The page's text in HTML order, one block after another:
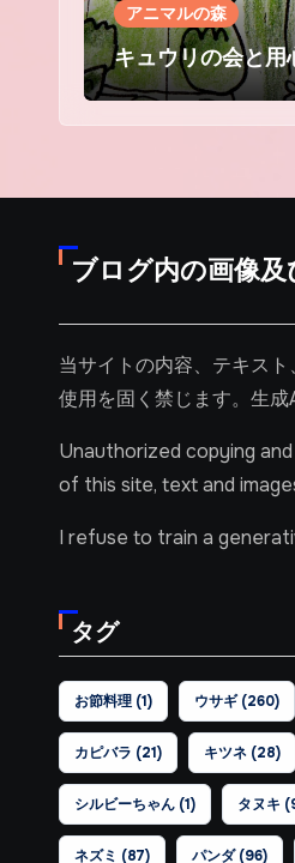
アニマルの森
キュウリの会と用
ブログ内の画像
当サイトの内容、テキス
使用を固く禁じます。生
Unauthorized copying
of this site, text and
I refuse to train a
タグ
お節料理 (1) ウサギ(260)
カピバラ (21) キツネ (28)
シルビーちゃん (1) タヌキ
ネズミ (87) パンダ(96)